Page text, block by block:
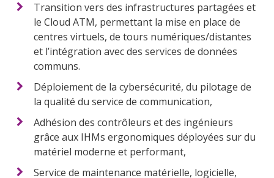
Transition vers des infrastructures partagées et
le Cloud ATM, permettant la mise en place de
centres virtuels, de tours numériques/distantes
et l’intégration avec des services de données
communs.
Déploiement de la cybersécurité, du pilotage de
la qualité du service de communication,
Adhésion des contrôleurs et des ingénieurs
grâce aux IHMs ergonomiques déployées sur du
matériel moderne et performant,
Service de maintenance matérielle, logicielle,